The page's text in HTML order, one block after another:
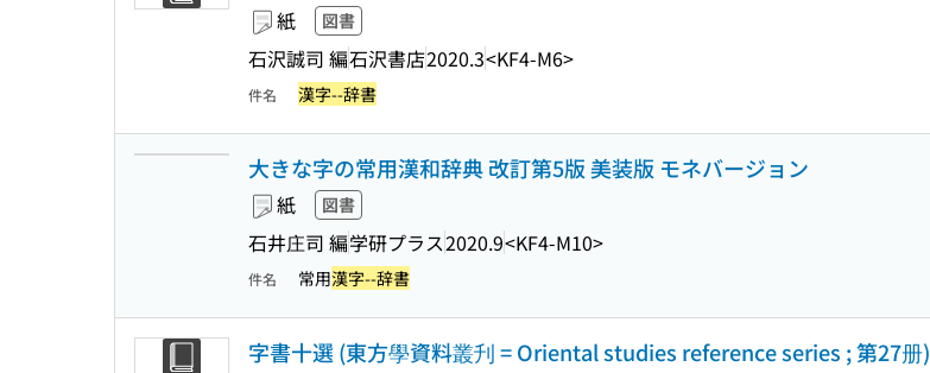
紙 図書
石沢誠司 編石沢書店2020.3<KF4-M6>
件名 漢字--辞書
大きな字の常用漢和辞典 改訂第5版 美装版 モネバージョン
紙 図書
石井庄司 編学研プラス2020.9<KF4-M10>
件名 常用漢字--辞書
字書十選 (東方學資料叢刋 = Oriental studies reference series ; 第27册)